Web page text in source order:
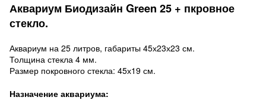
Аквариум Биодизайн Green 25 + пкровное
стекло.
Аквариум на 25 литров, габариты 45х23х23 см.
Толщина стекла 4 мм.
Размер покровного стекла: 45х19 см.
Назначение аквариума: